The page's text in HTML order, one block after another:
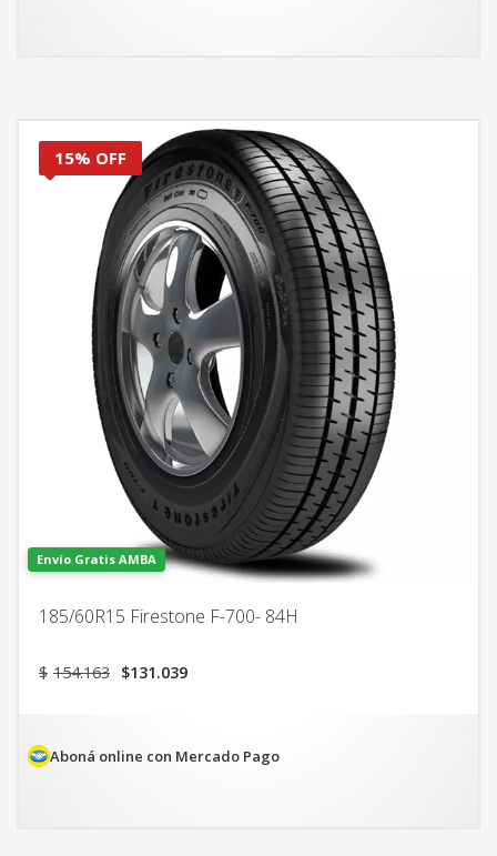
15% OFF
Envío Gratis AMBA
185/60R15 Firestone F-700- 84H
$ 154.163 El
$154.163.
$131.039El
$131.039.
Aboná online con Mercado Pago